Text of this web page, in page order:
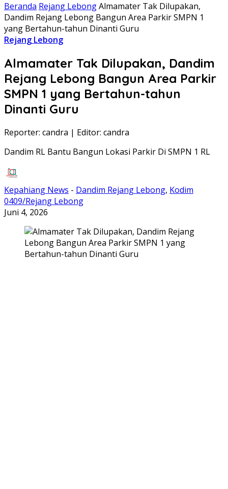
Beranda Rejang LebongAlmamater Tak Dilupakan,
Dandim Rejang Lebong Bangun Area Parkir SMPN 1
yang Bertahun-tahun Dinanti Guru
Rejang Lebong
Almamater Tak Dilupakan, Dandim
Rejang Lebong Bangun Area Parkir
SMPN 1 yang Bertahun-tahun
Dinanti Guru
Reporter: candra | Editor: candra
Dandim RL Bantu Bangun Lokasi Parkir Di SMPN 1 RL
Kepahiang News - Dandim Rejang Lebong, Kodim
0409/Rejang Lebong
Juni 4, 2026